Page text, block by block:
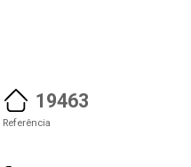
19463
Referência